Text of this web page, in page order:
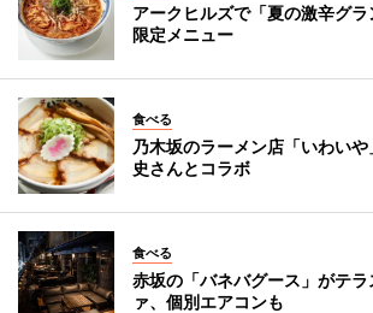
アークヒルズで「夏の激辛グ
限定メニュー
食べる
乃木坂のラーメン店「いわい
史さんとコラボ
食べる
赤坂の「バネバグース」がテ
ァ、個別エアコンも